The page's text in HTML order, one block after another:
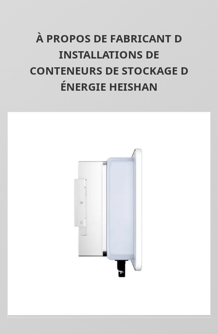
À PROPOS DE FABRICANT D
INSTALLATIONS DE
CONTENEURS DE STOCKAGE D
ÉNERGIE HEISHAN